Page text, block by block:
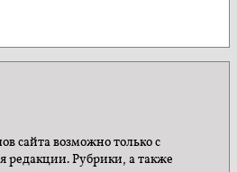
сайта возможно только с
редакции. Рубрики, а также